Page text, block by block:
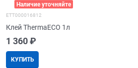
Наличие уточняйте
EТТ000016812
Клей ThermaECO 1л
1 360 ₽
КУПИТЬ